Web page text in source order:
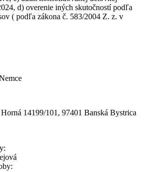
d) overenie iných skutočností podľa
( podľa zákona č. 583/2004 Z. z. v
14199/101, 97401 Banská Bystrica